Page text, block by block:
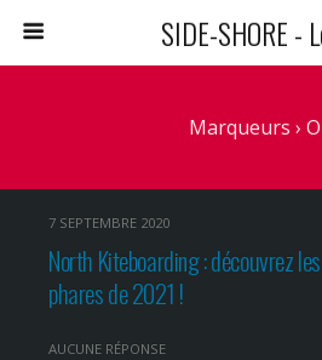
SIDE-SHORE -
Marqueurs ›
7 SEPTEMBRE 2020
North Kiteboarding : découvrez
phares de 2021 !
AUCUNE RÉPONSE